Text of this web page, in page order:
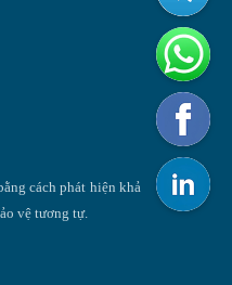
cách phát hiện khả
vệ tương tự.